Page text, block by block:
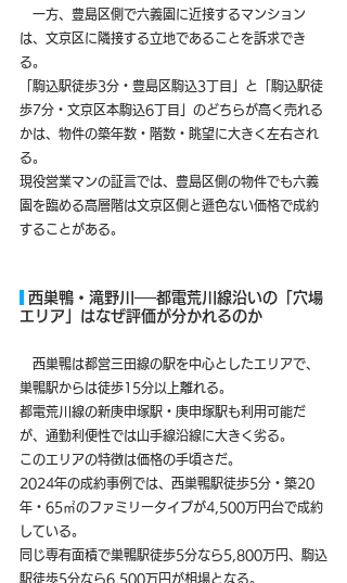
一方、豊島区側で六義園に近接するマンション
は、文京区に隣接する立地であることを訴求でき
る。
「駒込駅徒歩3分・豊島区駒込3丁目」と「駒込駅徒
歩7分・文京区本駒込6丁目」のどちらが高く売れる
かは、物件の築年数・階数・眺望に大きく左右され
る。
現役営業マンの証言では、豊島区側の物件でも六義
園を臨める高層階は文京区側と遜色ない価格で成約
することがある。
西巣鴨・滝野川──都電荒川線沿いの「穴場
エリア」はなぜ評価が分かれるのか
西巣鴨は都営三田線の駅を中心としたエリアで、
巣鴨駅からは徒歩15分以上離れる。
都電荒川線の新庚申塚駅・庚申塚駅も利用可能だ
が、通勤利便性では山手線沿線に大きく劣る。
このエリアの特徴は価格の手頃さだ。
2024年の成約事例では、西巣鴨駅徒歩5分・築20
年・65㎡のファミリータイプが4,500万円台で成約
している。
同じ専有面積で巣鴨駅徒歩5分なら5,800万円、駒込
駅徒歩5分なら6,500万円が相場となる。